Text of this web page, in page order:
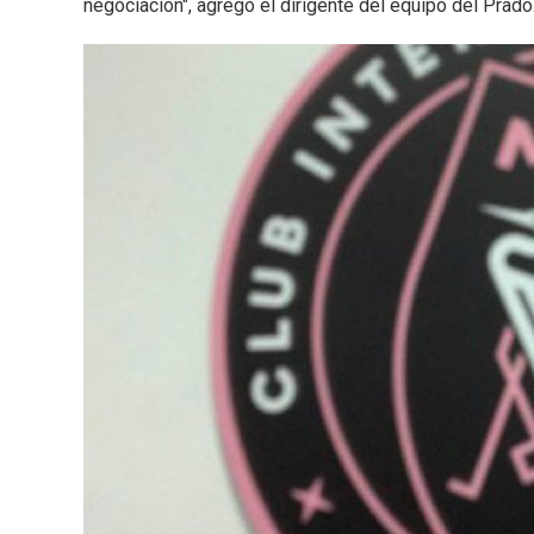
negociación", agregó el dirigente del equipo del